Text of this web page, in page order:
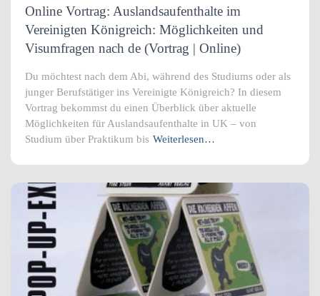
Online Vortrag: Auslandsaufenthalte im
Vereinigten Königreich: Möglichkeiten und
Visumfragen nach de (Vortrag | Online)
Du möchtest nach dem Abi, während des Studiums oder als
junger Berufstätiger ins Vereinigte Königreich? In diesem
Vortrag bekommst du einen Überblick über aktuelle
Möglichkeiten für Auslandsaufenthalte in UK – von
Studium über Praktikum bis Weiterlesen…